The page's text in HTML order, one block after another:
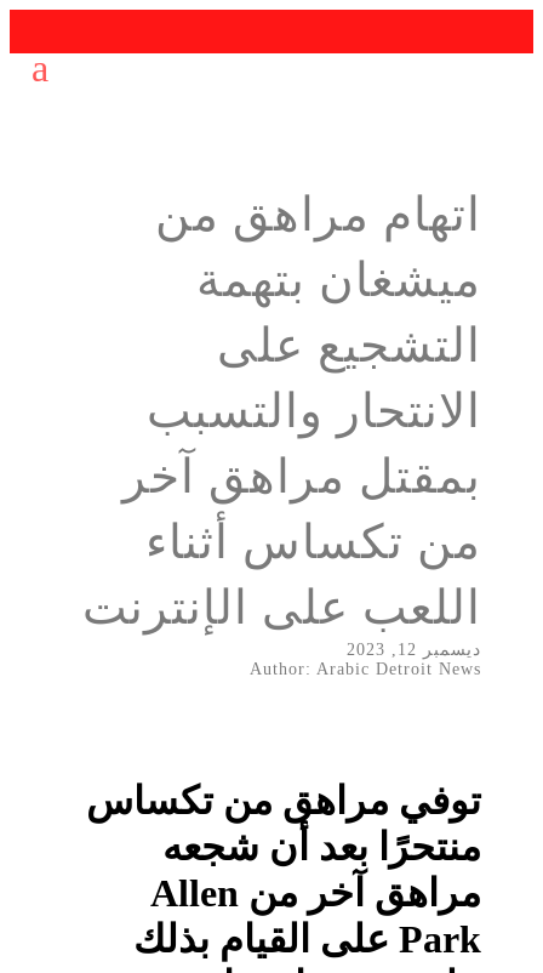
اتهام مراهق من
ميشغان بتهمة
التشجيع على
الانتحار والتسبب
بمقتل مراهق آخر
من تكساس أثناء
اللعب على الإنترنت
ديسمبر 12, 2023
Author: Arabic Detroit News
توفي مراهق من تكساس
منتحرًا بعد أن شجعه
مراهق آخر من Allen
Park على القيام بذلك